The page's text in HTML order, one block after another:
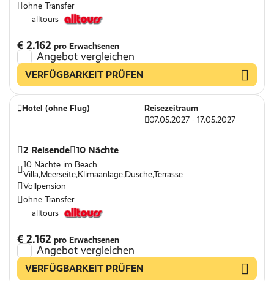
ohne Transfer
alltours
€ 2.162 pro Erwachsenen
Angebot vergleichen
VERFÜGBARKEIT PRÜFEN
Hotel (ohne Flug)
Reisezeitraum
07.05.2027 - 17.05.2027
2 Reisende 10 Nächte
10 Nächte im Beach
Villa,Meerseite,Klimaanlage,Dusche,Terrasse
Vollpension
ohne Transfer
alltours
€ 2.162 pro Erwachsenen
Angebot vergleichen
VERFÜGBARKEIT PRÜFEN